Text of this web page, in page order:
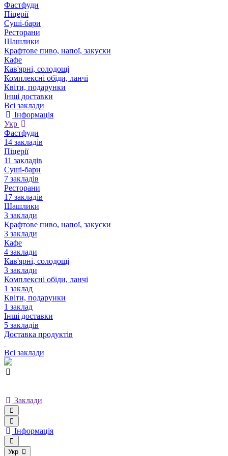
Фастфуди
Піцерії
Суші-бари
Ресторани
Шашлики
Крафтове пиво, напої, закуски
Кафе
Кав'ярні, солодощі
Комплексні обіди, ланчі
Квіти, подарунки
Інші доставки
Всі заклади
Інформація
Укр
Фастфуди
14 закладів
Піцерії
11 закладів
Суші-бари
7 закладів
Ресторани
17 закладів
Шашлики
3 заклади
Крафтове пиво, напої, закуски
3 заклади
Кафе
4 заклади
Кав'ярні, солодощі
3 заклади
Комплексні обіди, ланчі
1 заклад
Квіти, подарунки
1 заклад
Інші доставки
5 закладів
Доставка продуктів
Всі заклади
Заклади
Інформація
Укр